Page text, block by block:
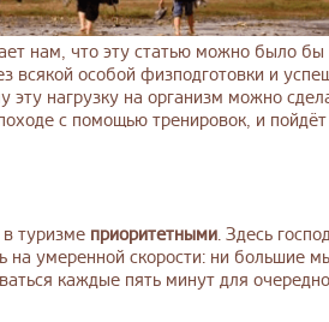
нам, что эту статью можно было бы
всякой особой физподготовки и
эту нагрузку на организм можно
с помощью тренировок, и пойдёт
туризме приоритетными. Здесь
на умеренной скорости: ни большие
каждые пять минут для